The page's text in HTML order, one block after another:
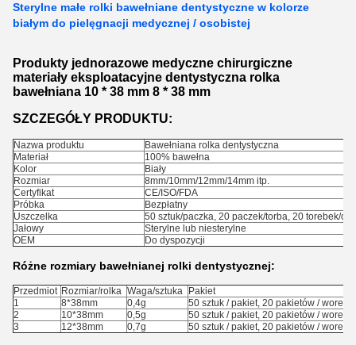
Sterylne małe rolki bawełniane dentystyczne w kolorze
białym do pielęgnacji medycznej / osobistej
Produkty jednorazowe medyczne chirurgiczne
materiały eksploatacyjne dentystyczna rolka
bawełniana 10 * 38 mm 8 * 38 mm
SZCZEGÓŁY PRODUKTU:
Nazwa produktu
Bawełniana rolka dentystyczna
Materiał
100% bawełna
Kolor
Biały
Rozmiar
8mm/10mm/12mm/14mm itp.
Certyfikat
CE/ISO/FDA
Próbka
Bezpłatny
Uszczelka
50 sztuk/paczka, 20 paczek/torba, 20 torebek/ctn
Jałowy
Sterylne lub niesterylne
OEM
Do dyspozycji
Różne rozmiary bawełnianej rolki dentystycznej:
Przedmiot Rozmiar/rolka Waga/sztuka
Pakiet
1
8*38mm 0,4g
50 sztuk / pakiet, 20 pakietów / worek,
2
10*38mm 0,5g
50 sztuk / pakiet, 20 pakietów / worek,
3
12*38mm 0,7g 50 sztuk / pakiet, 20 pakietów / worek,